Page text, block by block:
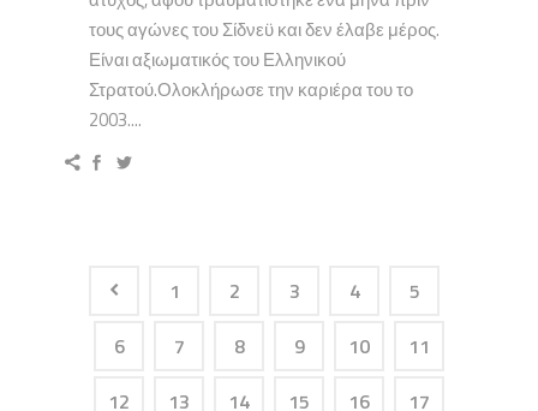
τους αγώνες του Σίδνεϋ και δεν έλαβε μέρος.
Είναι αξιωματικός του Ελληνικού
Στρατού.Ολοκλήρωσε την καριέρα του το
2003....
1 2 3 4
5
6
7 8 9 10
11
12
13 14 15 16
17